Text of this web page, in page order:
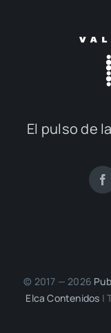
El pul­so de
© 2017 — 2026
Elca Con­te­ni­dos |